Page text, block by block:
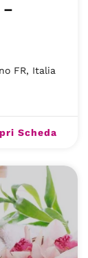
–
FR, Italia
Scheda